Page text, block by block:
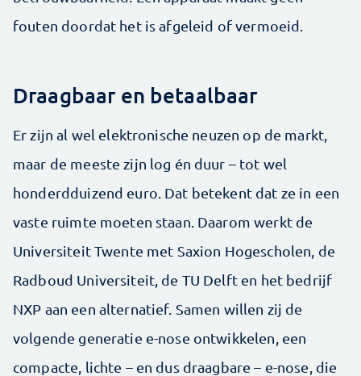
fouten doordat het is afgeleid of vermoeid.
Draagbaar en betaalbaar
Er zijn al wel elektronische neuzen op de markt,
maar de meeste zijn log én duur – tot wel
honderdduizend euro. Dat betekent dat ze in een
vaste ruimte moeten staan. Daarom werkt de
Universiteit Twente met Saxion Hogescholen, de
Radboud Universiteit, de TU Delft en het bedrijf
NXP aan een alternatief. Samen willen zij de
volgende generatie e-nose ontwikkelen, een
compacte, lichte – en dus draagbare – e-nose, die